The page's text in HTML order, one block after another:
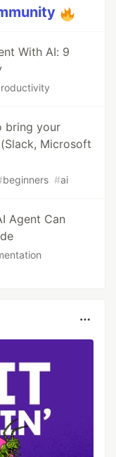
With AI: 9
bring your
Microsoft
beginners #ai
Agent Can